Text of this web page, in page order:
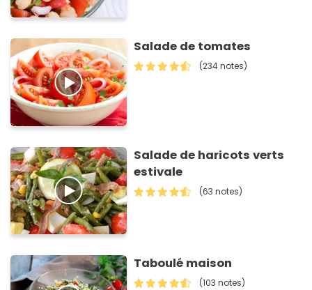
Salade de tomates
(234 notes)
Salade de haricots verts
estivale
(63 notes)
Taboulé maison
(103 notes)